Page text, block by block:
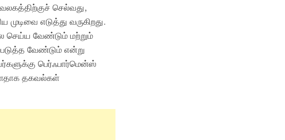
செல்வது,
எடுத்து வருகிறது.
செய்ய வேண்டும் மற்றும்
வேண்டும் என்று
பெர்ஃபார்மென்ஸ்
தகவல்கள்